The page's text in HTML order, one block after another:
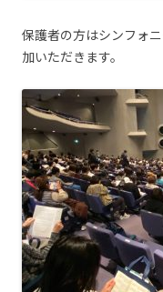
保護者の方はシンフォ
加いただきます。